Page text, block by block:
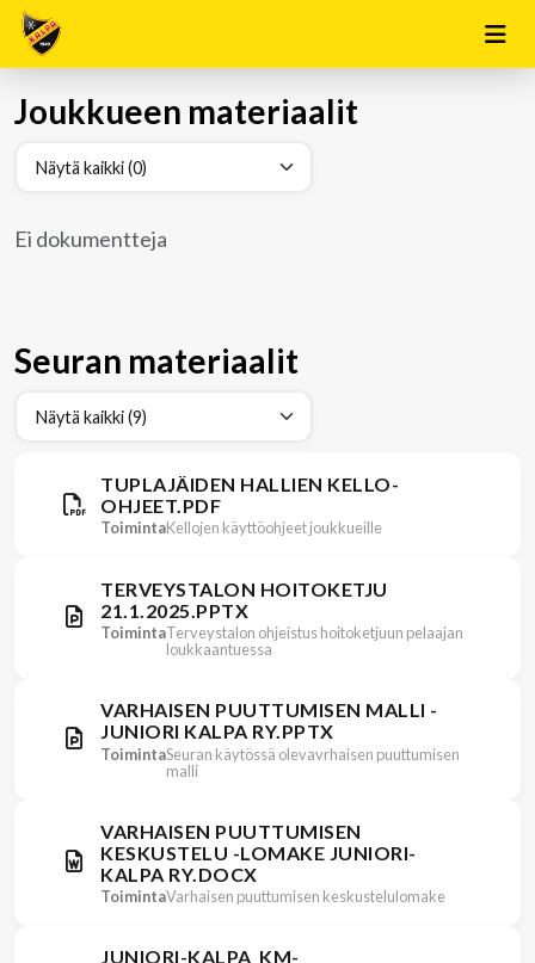
Joukkueen materiaalit
Ei dokumentteja
Seuran materiaalit
TUPLAJÄIDEN HALLIEN KELLO-
OHJEET.PDF
ToimintaKellojen käyttöohjeet joukkueille
TERVEYSTALON HOITOKETJU
21.1.2025.PPTX
ToimintaTerveystalon ohjeistus hoitoketjuun pelaajan
loukkaantuessa
VARHAISEN PUUTTUMISEN MALLI -
JUNIORI KALPA RY.PPTX
ToimintaSeuran käytössä olevavrhaisen puuttumisen
malli
VARHAISEN PUUTTUMISEN
KESKUSTELU -LOMAKE JUNIORI-
KALPA RY.DOCX
ToimintaVarhaisen puuttumisen keskustelulomake
JUNIORI-KALPA_KM-